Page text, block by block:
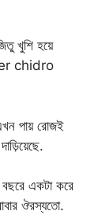
খুশি হয়ে
chidro
পায় রোজই
একটা করে
ঔরস্যতো.